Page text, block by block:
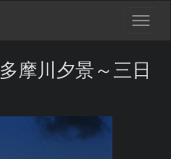
多摩川夕景～三日